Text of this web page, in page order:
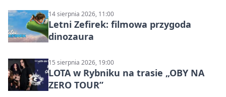
14 sierpnia 2026, 11:00
Letni Zefirek: filmowa przygoda
dinozaura
15 sierpnia 2026, 19:00
LOTA w Rybniku na trasie „OBY NA
ZERO TOUR”